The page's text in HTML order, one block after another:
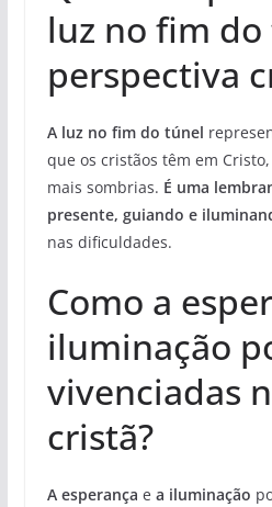
luz no fim
perspectiva
A luz no fim do túnel
que os cristãos têm em
mais sombrias. É uma
presente, guiando e
nas dificuldades.
Como a
iluminação
vivenciadas
cristã?
A esperança e a iluminação